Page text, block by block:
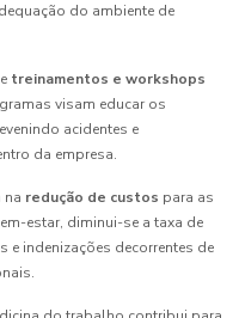
do ambiente de
treinamentos e workshops
visam educar os
acidentes e
da empresa.
redução de custos para as
estar, diminui-se a taxa de
indenizações decorrentes de